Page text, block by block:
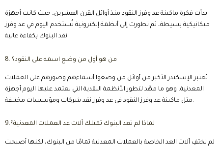
بدأت فكرة ماكينة عد وفرز النقود منذ أوائل القرن العشرين، حيث كانت أجهزة
ميكانيكية بسيطة، ثم تطورت إلى أنظمة إلكترونية تُستخدم اليوم في عد وفرز
نقد البنوك بكفاءة عالية.
8. من هو أول من وضع اسمه على النقود؟
يُعتبر الإسكندر الأكبر من أوائل من وضعوا أسماءهم وصورهم على العملات
المعدنية، وهو ما مهّد لتطور الأنظمة النقدية التي تعتمد عليها اليوم أجهزة
مثل ماكينة عد وفرز النقود في عد وفرز نقد شركات ومؤسسات مختلفة.
9.لماذا لم تعد البنوك تمتلك آلات عد العملات المعدنية؟
لم تختفِ آلات العد الخاصة بالعملات المعدنية تمامًا من البنوك، لكنها أصبحت